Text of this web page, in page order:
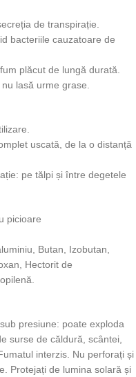
de transpirație.
bacteriile cauzatoare de
plăcut de lungă durată.
lasă urme grase.
uscată, de la o distanță
pe tălpi și între degetele
picioare
Butan, Izobutan,
Hectorit de
presiune: poate exploda
surse de căldură, scântei,
interzis. Nu perforați și
Protejați de lumina solară și